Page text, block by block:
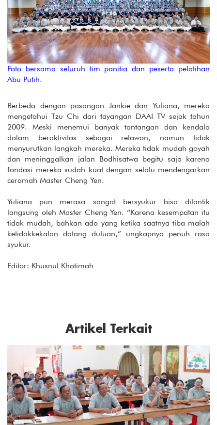
Foto bersama seluruh tim panitia dan peserta pelatihan
Abu Putih.
Berbeda dengan pasangan Jankie dan Yuliana, mereka
mengetahui Tzu Chi dari tayangan DAAI TV sejak tahun
2009. Meski menemui banyak tantangan dan kendala
dalam beraktivitas sebagai relawan, namun tidak
menyurutkan langkah mereka. Mereka tidak mudah goyah
dan meninggalkan jalan Bodhisatwa begitu saja karena
fondasi mereka sudah kuat dengan selalu mendengarkan
ceramah Master Cheng Yen.
Yuliana pun merasa sangat bersyukur bisa dilantik
langsung oleh Master Cheng Yen. “Karena kesempatan itu
tidak mudah, bahkan ada yang ketika saatnya tiba malah
ketidakkekalan datang duluan,” ungkapnya penuh rasa
syukur.
Editor: Khusnul Khotimah
Artikel Terkait